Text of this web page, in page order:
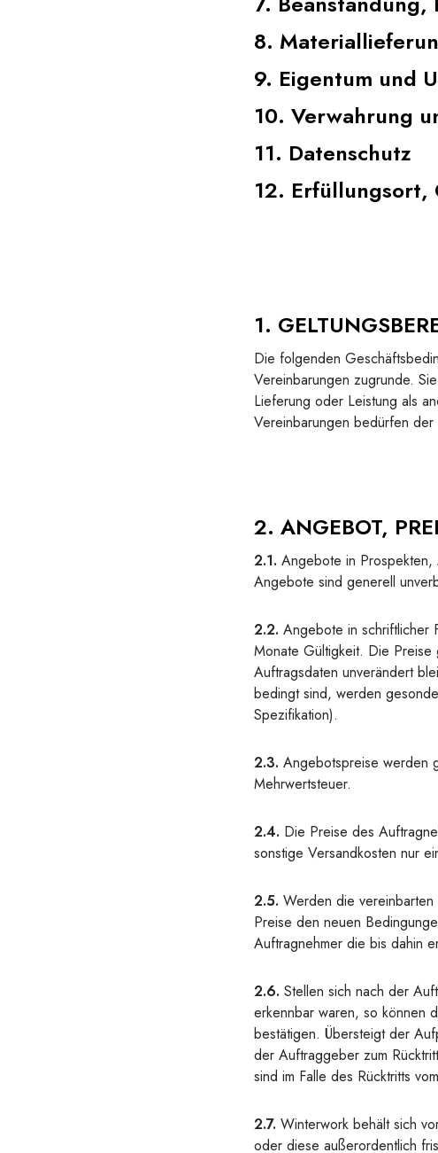
8.
9. Eigentum und
10. Verwahrung
11. Datenschutz
12. Erfüllungsort,
1.
Die folgenden
Vereinbarungen zugrunde.
Lieferung oder Leistung als
Vereinbarungen bedürfen der
2. ANGEBOT,
2.1. Angebote in Prospekten,
Angebote sind generell
2.2. Angebote in schriftlicher
Monate Gültigkeit. Die
Auftragsdaten unverändert
bedingt sind, werden
Spezifikation).
2.3. Angebotspreise werden
Mehrwertsteuer.
2.4. Die Preise des
sonstige Versandkosten nur
2.5. Werden die
Preise den neuen
Auftragnehmer die bis dahin
2.6. Stellen sich nach der
erkennbar waren, so können
bestätigen. Übersteigt der
der Auftraggeber zum
sind im Falle des Rücktritts
2.7. Winterwork behält sich
oder diese außerordentlich